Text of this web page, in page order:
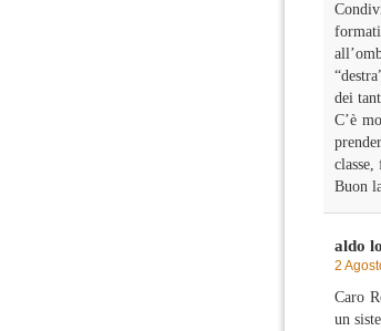
dei
C’è
classe,
Buon
aldo
2
Caro
un